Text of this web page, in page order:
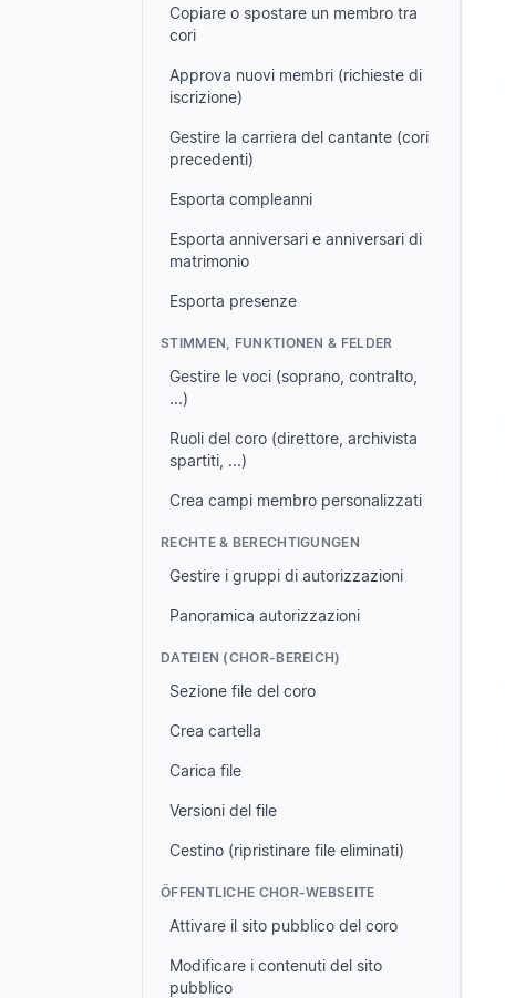
Copiare o spostare un membro tra
cori
Approva nuovi membri (richieste di
iscrizione)
Gestire la carriera del cantante (cori
precedenti)
Esporta compleanni
Esporta anniversari e anniversari di
matrimonio
Esporta presenze
STIMMEN, FUNKTIONEN & FELDER
Gestire le voci (soprano, contralto,
...)
Ruoli del coro (direttore, archivista
spartiti, ...)
Crea campi membro personalizzati
RECHTE & BERECHTIGUNGEN
Gestire i gruppi di autorizzazioni
Panoramica autorizzazioni
DATEIEN (CHOR-BEREICH)
Sezione file del coro
Crea cartella
Carica file
Versioni del file
Cestino (ripristinare file eliminati)
ÖFFENTLICHE CHOR-WEBSEITE
Attivare il sito pubblico del coro
Modificare i contenuti del sito
pubblico